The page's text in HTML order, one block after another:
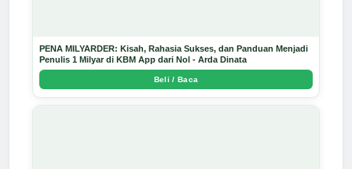
PENA MILYARDER: Kisah, Rahasia Sukses, dan Panduan Menjadi
Penulis 1 Milyar di KBM App dari Nol - Arda Dinata
Beli / Baca